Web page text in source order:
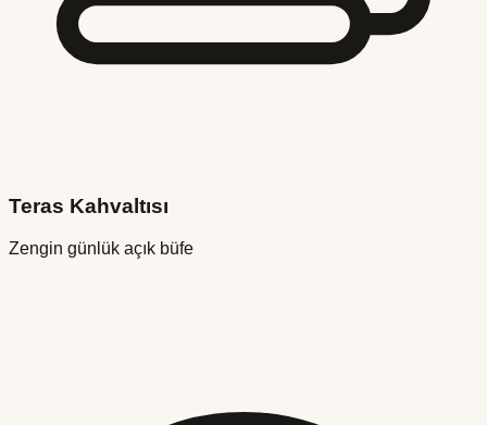
Teras Kahvaltısı
Zengin günlük açık büfe